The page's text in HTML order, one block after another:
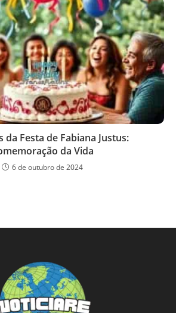
da Festa de Fabiana Justus:
da Vida
6 de outubro de 2024